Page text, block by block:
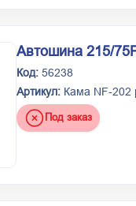
Автошина 215/
Код: 56238
Артикул: Кама NF-202
Под заказ